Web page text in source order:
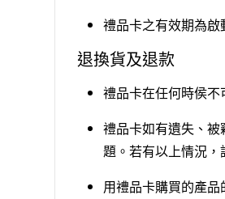
禮品卡之有效期為啟
退換貨及退款
禮品卡在任何時侯
禮品卡如有遺失、
題。若有以上情況，
用禮品卡購買的產